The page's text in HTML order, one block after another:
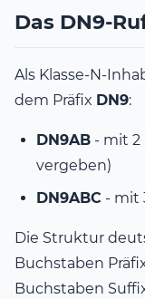
Das DN9-
Als Klasse-N-
dem Präfix DN9:
DN9AB - mit 2
vergeben)
DN9ABC - mit
Die Struktur
Buchstaben
Buchstaben